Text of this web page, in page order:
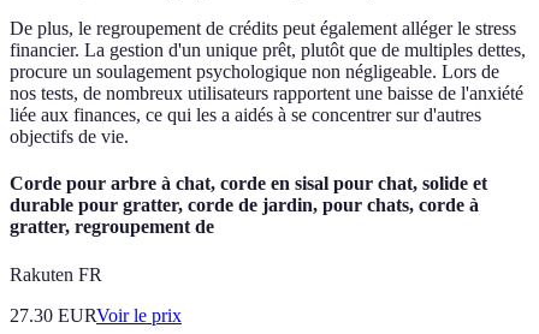
De plus, le regroupement de crédits peut également alléger le stress
financier. La gestion d'un unique prêt, plutôt que de multiples dettes,
procure un soulagement psychologique non négligeable. Lors de
nos tests, de nombreux utilisateurs rapportent une baisse de l'anxiété
liée aux finances, ce qui les a aidés à se concentrer sur d'autres
objectifs de vie.
Corde pour arbre à chat, corde en sisal pour chat, solide et
durable pour gratter, corde de jardin, pour chats, corde à
gratter, regroupement de
Rakuten FR
27.30 EURVoir le prix